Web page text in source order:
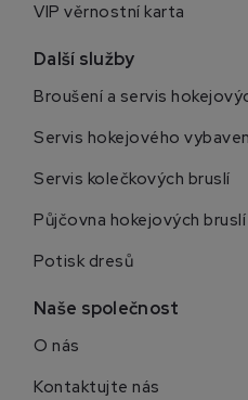
VIP věrnostní karta
Další služby
Broušení a servis
Servis hokejového
Servis kolečkových bruslí
Půjčovna hokejových bruslí
Potisk dresů
Naše společnost
O nás
Kontaktujte nás